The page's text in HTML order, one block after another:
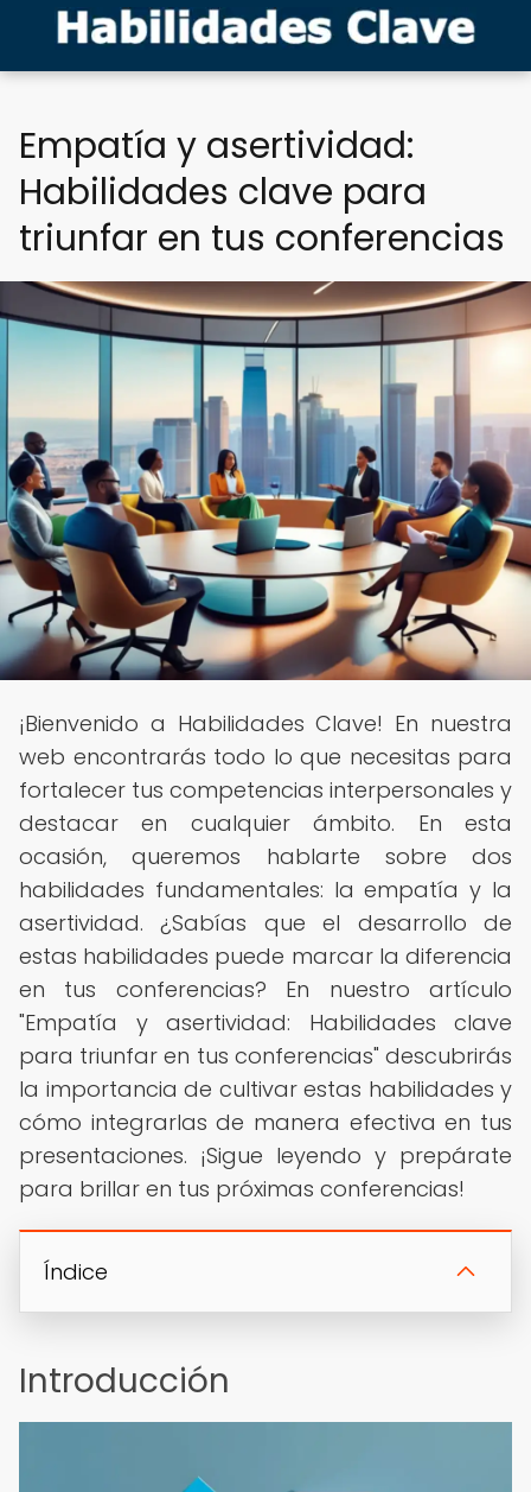
Empatía y asertividad:
Habilidades clave para
triunfar en tus conferencias
¡Bienvenido a Habilidades Clave! En nuestra
web encontrarás todo lo que necesitas para
fortalecer tus competencias interpersonales y
destacar en cualquier ámbito. En esta
ocasión, queremos hablarte sobre dos
habilidades fundamentales: la empatía y la
asertividad. ¿Sabías que el desarrollo de
estas habilidades puede marcar la diferencia
en tus conferencias? En nuestro artículo
"Empatía y asertividad: Habilidades clave
para triunfar en tus conferencias" descubrirás
la importancia de cultivar estas habilidades y
cómo integrarlas de manera efectiva en tus
presentaciones. ¡Sigue leyendo y prepárate
para brillar en tus próximas conferencias!
Índice
Introducción